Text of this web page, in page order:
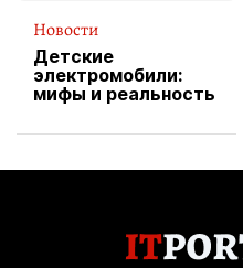
Новости
Детские
электромобили:
мифы и реальность